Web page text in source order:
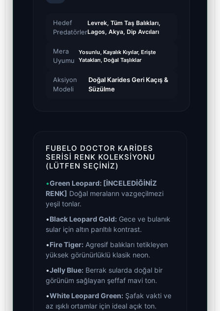
Hedef
Predatörler
Levrek, Tüm Taş Balıkları,
Lagos, Akya, Dip Avcıları
Mera
Uyumu
Yosunlu, Kayalık Kıyılar, Erişte
Yatakları, Doğal Taşlıklar
Aksiyon
Modeli
Doğal Karides Geri Kaçış &
Süzülme
FUBELO DOCTOR KARIDES
SERISI RENK KOLEKSIYONU
(LÜTFEN SEÇINIZ)
•Green Leopard: [İNCELEDİĞİNİZ
RENK] Doğal meraların vazgeçilmezi
yeşil tonlar.
•Black Leopard Gold: Gece ve bulanık
sular için altın parıltılı kontrast.
•Fire Tiger: Agresif balıkları tetikleyen
yüksek görünürlüklü klasik neon.
•Jelly Blue: Berrak sularda doğal bir
görünüm sağlayan şeffaf mavi ton.
•White Leopard Green: Şafak vakti ve
az ışıklı ortamlar için ideal açık ton.